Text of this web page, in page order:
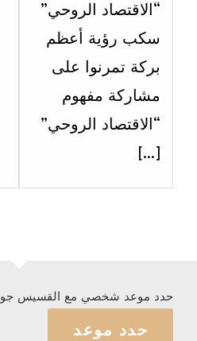
“الاقتصاد الروحي”
سكب رؤية أعظم
بركة تمرنوا على
مشاركة مفهوم
“الاقتصاد الروحي”
[…]
حدد موعد شخصي مع القسيس
حدد موعد